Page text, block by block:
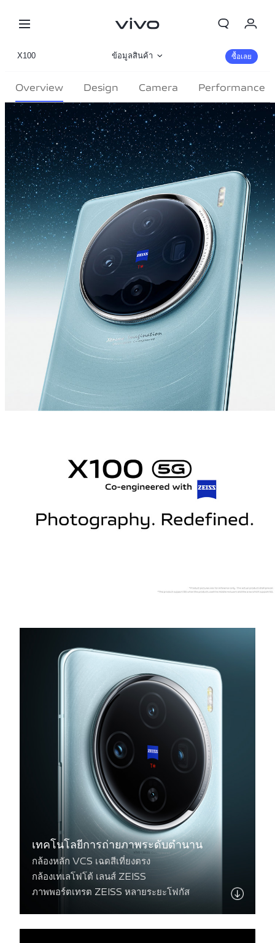
ประเทศไทย | เลือกประเทศ/ภูมิภาค
My Order
ลงชื่อเข้าใช้/ลงทะเบียน
บัญชีของฉัน
X100 ข้อมูลสินค้า
รูปภาพ
รายละเอียดจำเพาะ
ซื้อเลย
Overview Design Camera Performance
เทคโนโลยีการถ่ายภาพระดับตำนาน
กล้องหลัก VCS เฉดสีเที่ยงตรง
กล้องเทเลโฟโต้ เลนส์ ZEISS
ภาพพอร์ตเทรต ZEISS หลายระยะโฟกัส